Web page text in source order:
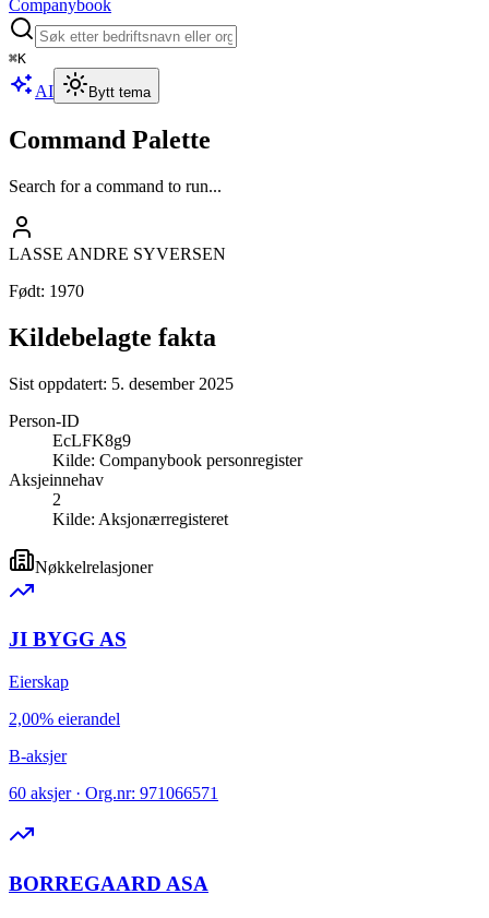
Companybook
⌘K
AI Bytt tema
Command Palette
Search for a command to run...
LASSE ANDRE SYVERSEN
Født: 1970
Kildebelagte fakta
Sist oppdatert: 5. desember 2025
Person-ID
EcLFK8g9
Kilde: Companybook personregister
Aksjeinnehav
2
Kilde: Aksjonærregisteret
Nøkkelrelasjoner
JI BYGG AS
Eierskap
2,00% eierandel
B-aksjer
60 aksjer · Org.nr: 971066571
BORREGAARD ASA